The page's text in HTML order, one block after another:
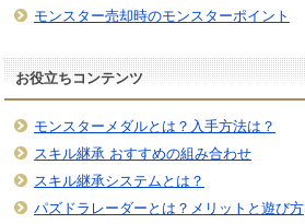
モンスター売却時のモンスターポイント
お役立ちコンテンツ
モンスターメダルとは？入手方法は？
スキル継承 おすすめの組み合わせ
スキル継承システムとは？
パズドラレーダーとは？メリットと遊び方